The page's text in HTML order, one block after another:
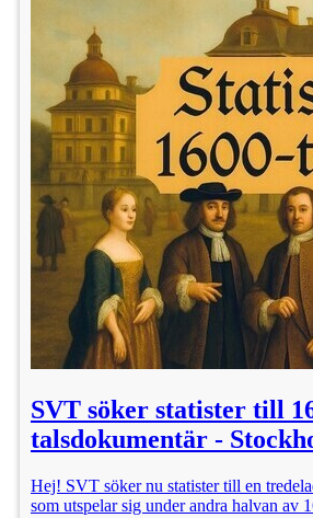
SVT söker statister till
talsdokumentär -
Hej! SVT söker nu statister till en
som utspelar sig under andra halvan av